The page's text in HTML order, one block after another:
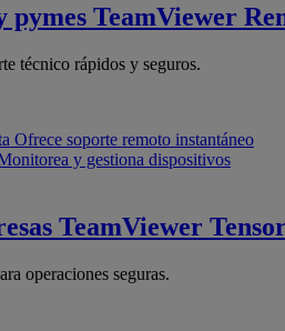
pymes TeamViewer
técnico rápidos y seguros.
Ofrece soporte remoto instantáneo
y gestiona dispositivos
TeamViewer Tensor
operaciones seguras.